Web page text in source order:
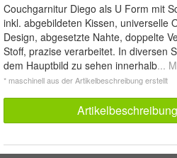
Couchgarnitur Diego als U Form mit
inkl. abgebildeten Kissen, universelle
Design, abgesetzte Nahte, doppelte
Stoff, prazise verarbeitet. In diversen
dem Hauptbild zu sehen innerhalb...
* maschinell aus der Artikelbeschreibung erstellt